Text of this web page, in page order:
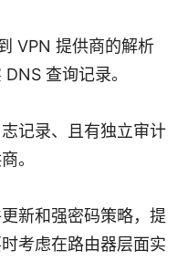
VPN 提供商的解析
查询记录。
记录、且有独立审计
。
新和强密码策略，提
考虑在路由器层面实